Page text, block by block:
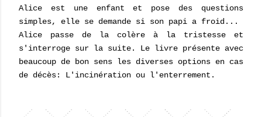
Alice est une enfant et pose des questions
simples, elle se demande si son papi a froid...
Alice passe de la colère à la tristesse et
s'interroge sur la suite. Le livre présente avec
beaucoup de bon sens les diverses options en cas
de décès: L'incinération ou l'enterrement.